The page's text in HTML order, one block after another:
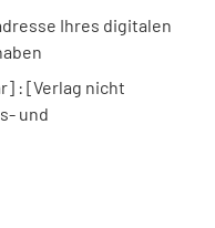
Ihres digitalen
: [Verlag nicht
und